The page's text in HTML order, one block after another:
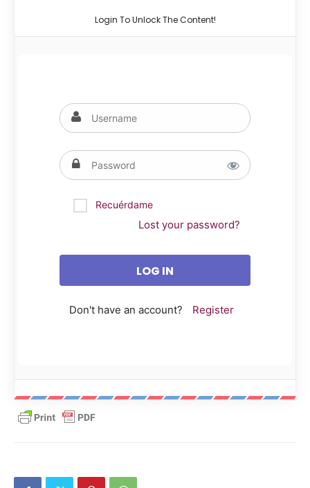
Login To Unlock The Content!
Recuérdame
Lost your password?
Don't have an account? Register